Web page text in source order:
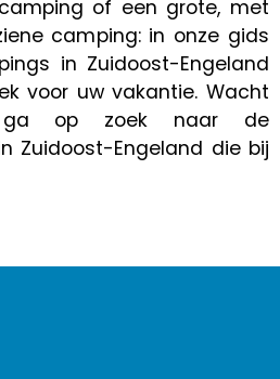
of een grote, met
camping: in onze gids
in Zuidoost-Engeland
voor uw vakantie. Wacht
op zoek naar de
Zuidoost-Engeland die bij